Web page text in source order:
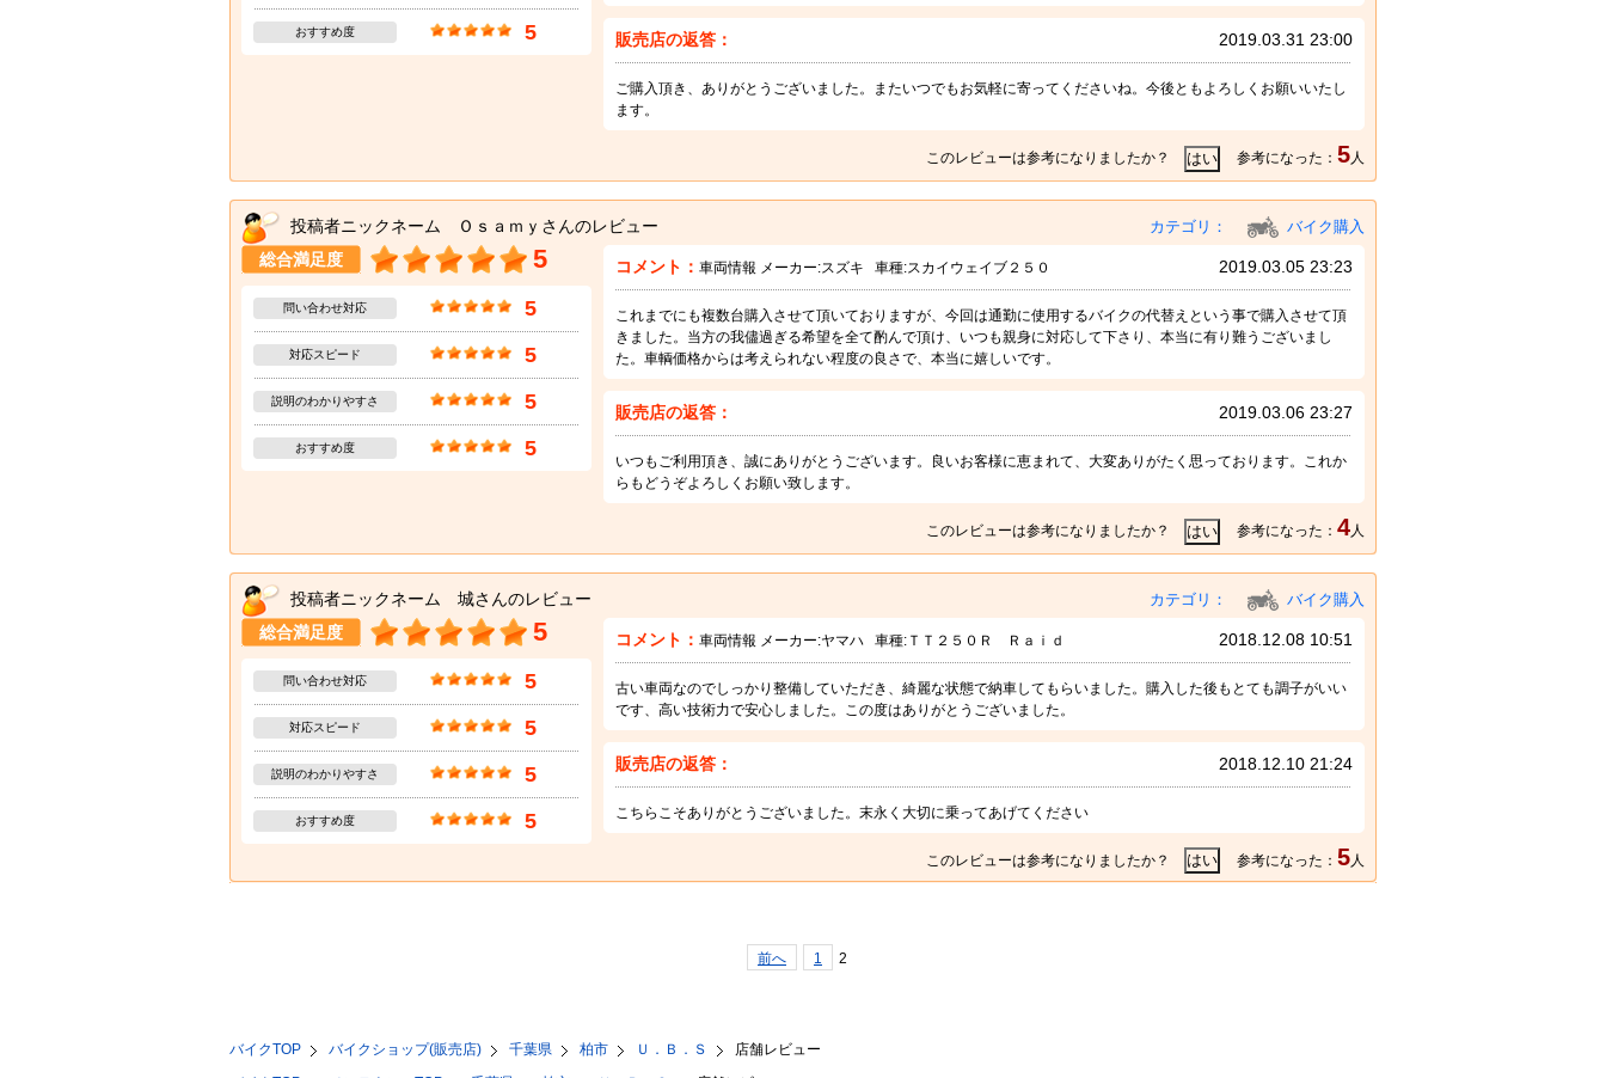
おすすめ度 5 販売店の返答： 2019.03.31 23:00
ご購入頂き、ありがとうございました。またいつでもお気軽に寄ってくださいね。今後ともよろしくお願いいたし
ます。
このレビューは参考になりましたか？ 参考になった： 5人
投稿者ニックネーム Ｏｓａｍｙさんのレビュー カテゴリ： バイク購入
総合満足度 5
問い合わせ対応 5
対応スピード 5
説明のわかりやすさ 5
おすすめ度 5
コメント： 車両情報 メーカー:スズキ 車種:スカイウェイブ２５０ 2019.03.05 23:23
これまでにも複数台購入させて頂いておりますが、今回は通勤に使用するバイクの代替えという事で購入させて頂
きました。当方の我儘過ぎる希望を全て酌んで頂け、いつも親身に対応して下さり、本当に有り難うございまし
た。車輌価格からは考えられない程度の良さで、本当に嬉しいです。
販売店の返答： 2019.03.06 23:27
いつもご利用頂き、誠にありがとうございます。良いお客様に恵まれて、大変ありがたく思っております。これか
らもどうぞよろしくお願い致します。
このレビューは参考になりましたか？ 参考になった： 4人
投稿者ニックネーム 城さんのレビュー カテゴリ： バイク購入
総合満足度 5
問い合わせ対応 5
対応スピード 5
説明のわかりやすさ 5
おすすめ度 5
コメント： 車両情報 メーカー:ヤマハ 車種: ＴＴ２５０Ｒ Ｒａｉｄ 2018.12.08 10:51
古い車両なのでしっかり整備していただき、綺麗な状態で納車してもらいました。購入した後もとても調子がいい
です、高い技術力で安心しました。この度はありがとうございました。
販売店の返答： 2018.12.10 21:24
こちらこそありがとうございました。末永く大切に乗ってあげてください
このレビューは参考になりましたか？ 参考になった： 5 人
前へ 1 2
バイクTOP バイクショップ(販売店) 千葉県 柏市 Ｕ．Ｂ．Ｓ
店舗レビュー